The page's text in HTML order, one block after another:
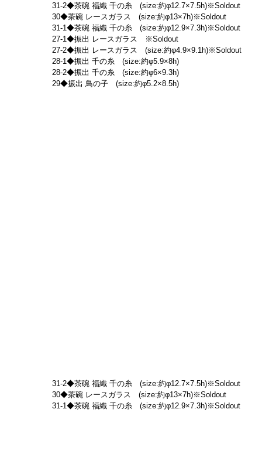
31-2◆茶碗 福織 千の糸　(size:約φ12.7×7.5h)※Soldout
30◆茶碗 レースガラス　(size:約φ13×7h)※Soldout
31-1◆茶碗 福織 千の糸　(size:約φ12.9×7.3h)※Soldout
27-1◆振出 レースガラス　※Soldout
27-2◆振出 レースガラス　(size:約φ4.9×9.1h)※Soldout
28-1◆振出 千の糸　(size:約φ5.9×8h)
28-2◆振出 千の糸　(size:約φ6×9.3h)
29◆振出 鳥の子　(size:約φ5.2×8.5h)
31-2◆茶碗 福織 千の糸　(size:約φ12.7×7.5h)※Soldout
30◆茶碗 レースガラス　(size:約φ13×7h)※Soldout
31-1◆茶碗 福織 千の糸　(size:約φ12.9×7.3h)※Soldout